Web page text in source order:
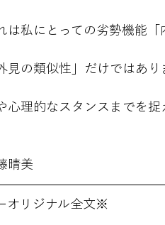
は私にとっての劣勢機能
見の類似性」だけではあり
心理的なスタンスまでを
晴美
オリジナル全文※